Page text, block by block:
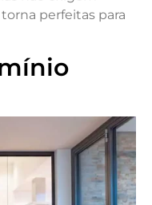
perfeitas para